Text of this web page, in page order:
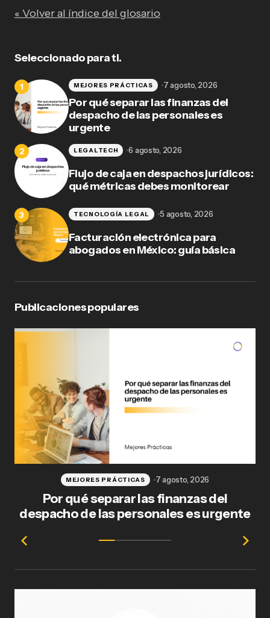
« Volver al índice del glosario
Seleccionado para ti.
Por qué separar las finanzas del
despacho de las personales es
urgente
MEJORES PRÁCTICAS 7 agosto, 2026
Flujo de caja en despachos jurídicos:
qué métricas debes monitorear
LEGALTECH 6 agosto, 2026
Facturación electrónica para
abogados en México: guía básica
TECNOLOGÍA LEGAL 5 agosto, 2026
Publicaciones populares
Por qué separar las finanzas del
despacho de las personales es urgente
MEJORES PRÁCTICAS 7 agosto, 2026